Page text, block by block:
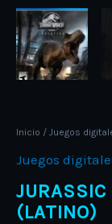
Inicio / Juegos
Juegos
JURASSIC
(LATINO)